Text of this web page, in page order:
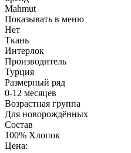
Mahmut
Показывать в меню
Нет
Ткань
Интерлок
Производитель
Турция
Размерный ряд
0-12 месяцев
Возрастная группа
Для новорождённых
Состав
100% Хлопок
Цена: